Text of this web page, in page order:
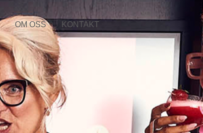
OM OSS KONTAKT